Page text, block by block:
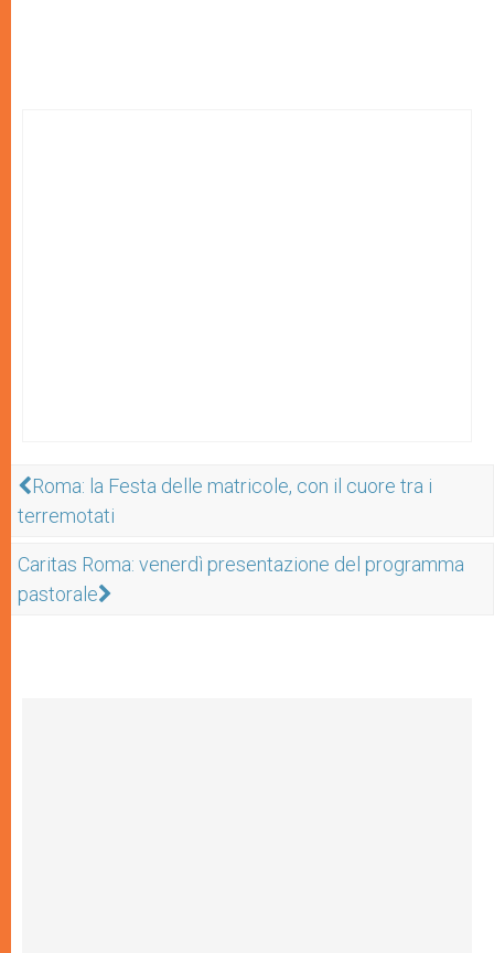
Roma: la Festa delle matricole, con il cuore tra i
terremotati
Caritas Roma: venerdì presentazione del programma
pastorale